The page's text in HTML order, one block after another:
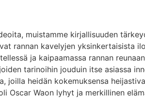
muistamme kirjallisuuden
rannan kavelyjen yksinkertaisista
ja kaipaamassa rannan
tarinoihin jouduin itse asiassa
joilla heidän kokemuksensa
Oscar Waon lyhyt ja merkillinen